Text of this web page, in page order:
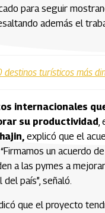
para seguir
además el
turísticos más
internacionales
su productividad,
explicó que el
un acuerdo
a las pymes a
país”, señaló.
que el proyecto